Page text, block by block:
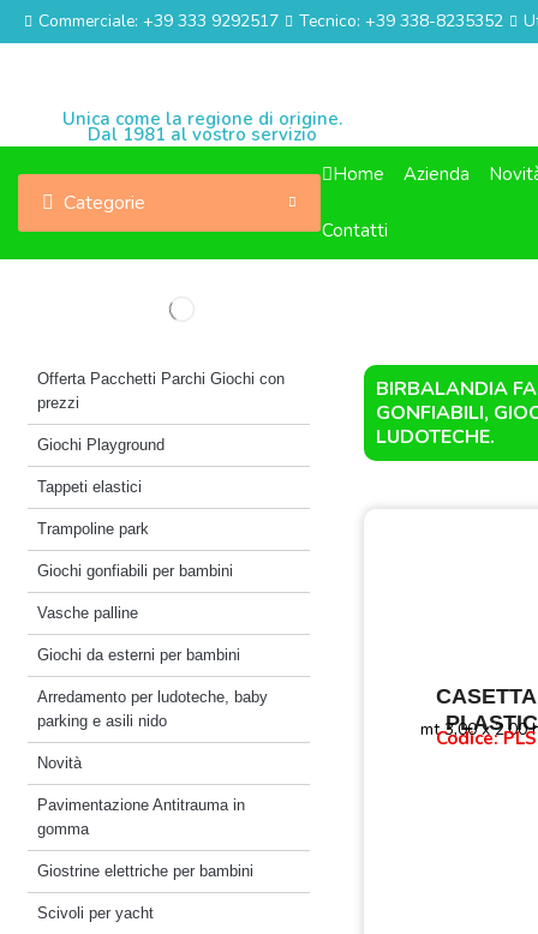
Commerciale: +39 333 9292517 Tecnico: +39 338-8235352
Unica come la regione di origine.
Dal 1981 al vostro servizio
Categorie
Home Azienda
Contatti
Offerta Pacchetti Parchi Giochi con
prezzi
Giochi Playground
Tappeti elastici
Trampoline park
Giochi gonfiabili per bambini
Vasche palline
Giochi da esterni per bambini
Arredamento per ludoteche, baby
parking e asili nido
Novità
Pavimentazione Antitrauma in
gomma
Giostrine elettriche per bambini
Scivoli per yacht
BIRBALANDIA
GONFIABILI,
LUDOTECHE.
mt 3,00 x 2,00
Codice: